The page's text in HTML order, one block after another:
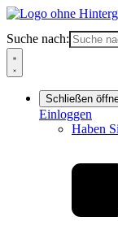
Zum
springen
Suche nach:
Schließen
Einloggen
Haben